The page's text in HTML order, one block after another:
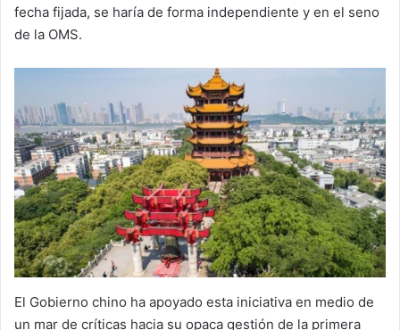
fecha fijada, se haría de forma independiente y en el seno
de la OMS.
El Gobierno chino ha apoyado esta iniciativa en medio de
un mar de críticas hacia su opaca gestión de la primera